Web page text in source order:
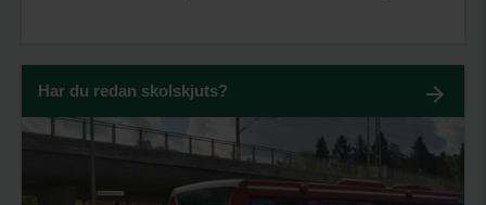
Har du redan skolskjuts?